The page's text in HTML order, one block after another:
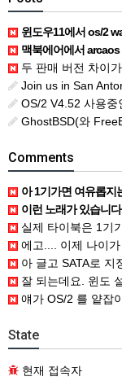
윈도우11에서 os/2
맥북에어에서 arcaos
두 판매 버전 차이
Join us in San
OS/2 V4.52 사용중
GhostBSD(와
Comments
아 1기가면 여유롭지
이런 노래가 있습니다 ㅎ
실제 타이북은 1기가이지만 UTM 설정
에고.... 이제 나이가 많아서,,, 이
아 글고 SATA로 지정해도 됩니
잘 되는데요. 윈도 설정 문
얘가 OS/2 를 얕잡
State
현재 접속자